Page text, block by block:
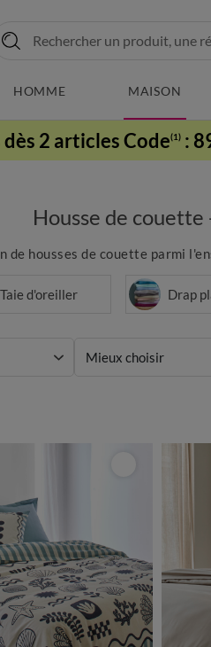
HOMME MAISON
dès 2 articles Code(1) :
Housse de couette
de housses de couette parmi
Taie d'oreiller Drap
Mieux choisir